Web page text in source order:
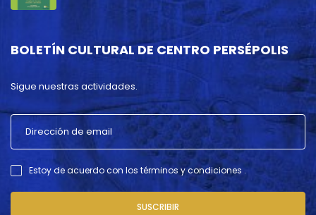
BOLETÍN CULTURAL DE CENTRO PERSÉPOLIS
Sigue nuestras actividades.
Estoy de acuerdo con los términos y condiciones .
SUSCRIBIR